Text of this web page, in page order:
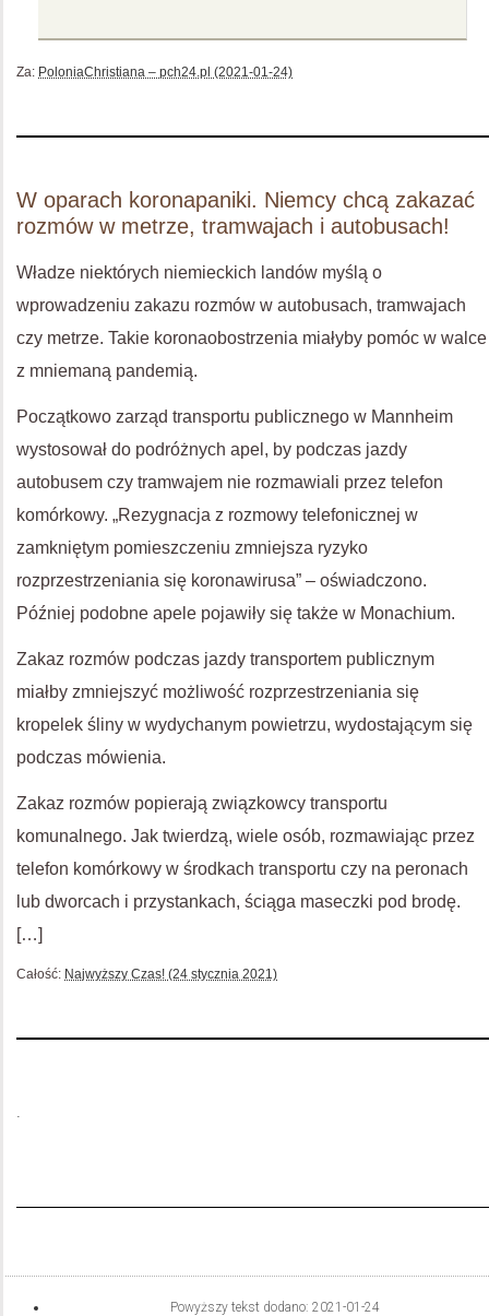
Za: PoloniaChristiana – pch24.pl (2021-01-24)
W oparach koronapaniki. Niemcy chcą zakazać
rozmów w metrze, tramwajach i autobusach!
Władze niektórych niemieckich landów myślą o
wprowadzeniu zakazu rozmów w autobusach, tramwajach
czy metrze. Takie koronaobostrzenia miałyby pomóc w walce
z mniemaną pandemią.
Początkowo zarząd transportu publicznego w Mannheim
wystosował do podróżnych apel, by podczas jazdy
autobusem czy tramwajem nie rozmawiali przez telefon
komórkowy. „Rezygnacja z rozmowy telefonicznej w
zamkniętym pomieszczeniu zmniejsza ryzyko
rozprzestrzeniania się koronawirusa” – oświadczono.
Później podobne apele pojawiły się także w Monachium.
Zakaz rozmów podczas jazdy transportem publicznym
miałby zmniejszyć możliwość rozprzestrzeniania się
kropelek śliny w wydychanym powietrzu, wydostającym się
podczas mówienia.
Zakaz rozmów popierają związkowcy transportu
komunalnego. Jak twierdzą, wiele osób, rozmawiając przez
telefon komórkowy w środkach transportu czy na peronach
lub dworcach i przystankach, ściąga maseczki pod brodę.
[…]
Całość: Najwyższy Czas! (24 stycznia 2021)
.
Powyższy tekst dodano: 2021-01-24